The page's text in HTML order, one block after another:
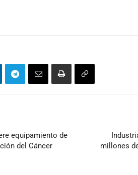
equipamiento de
del Cáncer
millones